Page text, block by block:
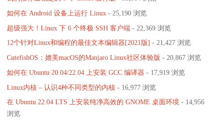
如何在 Android 设备上运行 Linux- 25,190 浏览
超级强大！Linux 下 6 个终极 SSH 客户端- 22,369 浏览
12个针对Linux和编程的最佳文本编辑器[2021版] - 21,427 浏览
CutefishOS：媲美macOS的Manjaro Linux社区体验版 - 20,867 浏览
如何在 Ubuntu 20.04/22.04 上安装 GCC 编译器 - 17,919 浏览
Linux内核 – 认识4种不同类型的内核- 16,977 浏览
在 Ubuntu 22.04 LTS 上安装纯净高效的 GNOME 桌面环境- 14,956
浏览